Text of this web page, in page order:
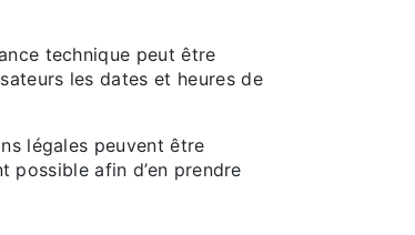
technique peut être
les dates et heures de
légales peuvent être
possible afin d’en prendre